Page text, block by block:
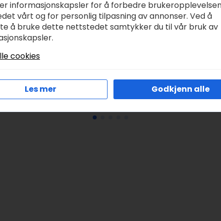
harmoni 45g
59,00
Les Mer
Perlemor 6/0 13g –
4450 vinrød
Legg I Handlekurv
informasjonskapsler for å forbedre
vårt og for personlig tilpasning av annonser. Ved å
å bruke dette nettstedet samtykker du til vår bruk av
cookies
Les mer Godkjenn alle